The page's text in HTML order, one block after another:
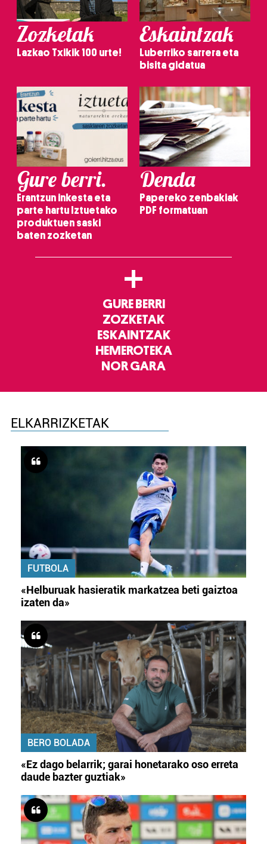
Zozketak
Lazkao Txikik 100 urte!
Eskaintzak
Luberriko sarrera eta
bisita gidatua
Gure berri.
Erantzun inkesta eta
parte hartu Iztuetako
produktuen saski
baten zozketan
Denda
Papereko zenbakiak
PDF formatuan
+
GURE BERRI
ZOZKETAK
ESKAINTZAK
HEMEROTEKA
NOR GARA
ELKARRIZKETAK
FUTBOLA
«Helburuak hasieratik markatzea beti gaiztoa
izaten da»
BERO BOLADA
«Ez dago belarrik; garai honetarako oso erreta
daude bazter guztiak»